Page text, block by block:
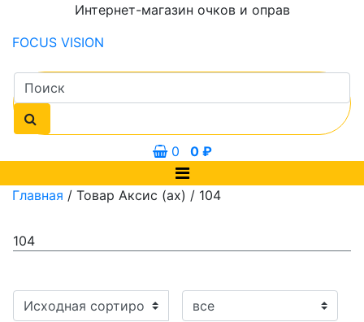
Интернет-магазин очков и оправ
FOCUS VISION
0 0 ₽
Главная / Товар Аксис (ax) / 104
104